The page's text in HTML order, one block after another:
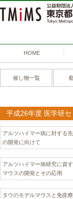
HOME
催し物一覧
平成26年度 医学研セ
アルツハイマー病に対する
の開発に向けて
アルツハイマー病研究に資
マウスの開発とその応用
タウのモデルマウスと免疫